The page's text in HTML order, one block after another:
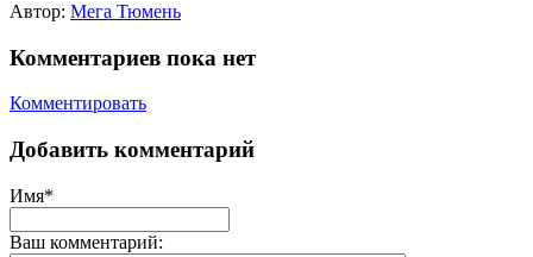
Автор: Мега Тюмень
Комментариев пока нет
Комментировать
Добавить комментарий
Имя*
Ваш комментарий: